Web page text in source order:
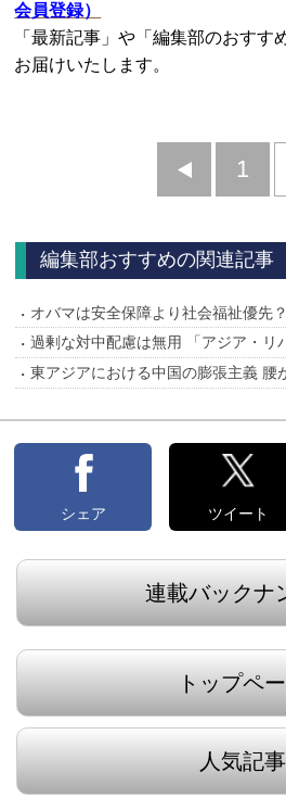
会員登録）
「最新記事」や「編集部のおすす
お届けいたします。
前
1
編集部おすすめの関連記事
オバマは安全保障より社会福祉優先
過剰な対中配慮は無用 「アジア・リ
東アジアにおける中国の膨張主義 腰
シェア ツイート
連載バックナ
トップペ
人気記事